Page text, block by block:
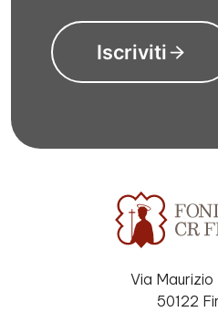
Iscriviti
Via Maurizio
50122